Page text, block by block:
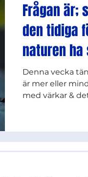
Frågan är;
den tidiga
naturen ha
Denna vecka
är mer eller
med värkar &